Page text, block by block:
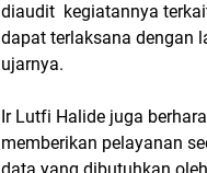
diaudit kegiatannya
dapat terlaksana dengan
ujarnya.
Ir Lutfi Halide juga
memberikan pelayanan